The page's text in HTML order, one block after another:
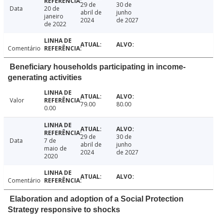
Data
20 de
janeiro
de 2022
29 de
abril de
2024
30 de
junho
de 2027
Comentário
Beneficiary households participating in income-
generating activities
Valor
0.00
79.00 80.00
Data
7 de
maio de
2020
29 de
abril de
2024
30 de
junho
de 2027
Comentário
Elaboration and adoption of a Social Protection
Strategy responsive to shocks